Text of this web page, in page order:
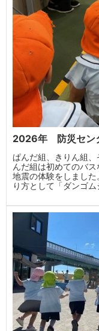
2026年 防災セン
ぱんだ組、きりん組
んだ組は初めてのバ
地震の体験をしまし
り方として「ダンゴ